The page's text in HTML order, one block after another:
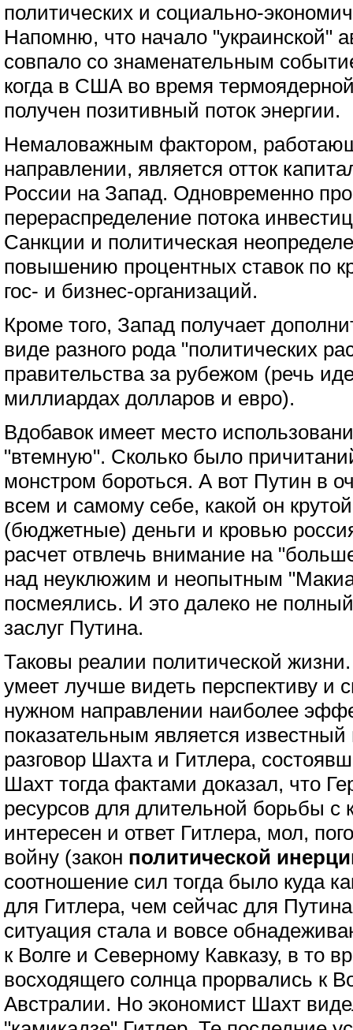
политических и социально-
Напомню, что начало "украинской"
совпало со знаменательным
когда в США во время
получен позитивный поток энергии.
Немаловажным фактором,
направлении, является отток
России на Запад. Одновременно
перераспределение потока
Санкции и политическая
повышению процентных ставок по
гос- и бизнес-организаций.
Кроме того, Запад получает
виде разного рода "политических
правительства за рубежом (речь
миллиардах долларов и евро).
Вдобавок имеет место
"втемную". Сколько было
монстром бороться. А вот Путин в
всем и самому себе, какой он
(бюджетные) деньги и кровью
расчет отвлечь внимание на
над неуклюжим и неопытным
посмеялись. И это далеко не
заслуг Путина.
Таковы реалии политической
умеет лучше видеть перспективу и
нужном направлении наиболее
показательным является
разговор Шахта и Гитлера,
Шахт тогда фактами доказал, что
ресурсов для длительной борьбы с
интересен и ответ Гитлера, мол,
войну (закон политической
соотношение сил тогда было куда
для Гитлера, чем сейчас для
ситуация стала и вовсе
к Волге и Северному Кавказу, в то
восходящего солнца прорвались к
Австралии. Но экономист Шахт